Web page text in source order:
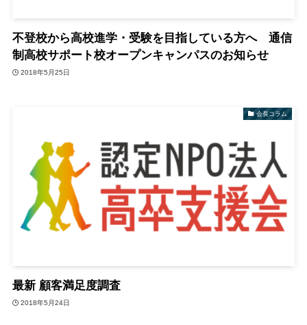
不登校から高校進学・受験を目指している方へ 通信
制高校サポート校オープンキャンパスのお知らせ
2018年5月25日
会長コラム
最新 顧客満足度調査
2018年5月24日